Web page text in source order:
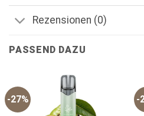
Rezensionen (0)
PASSEND DAZU
-27% -